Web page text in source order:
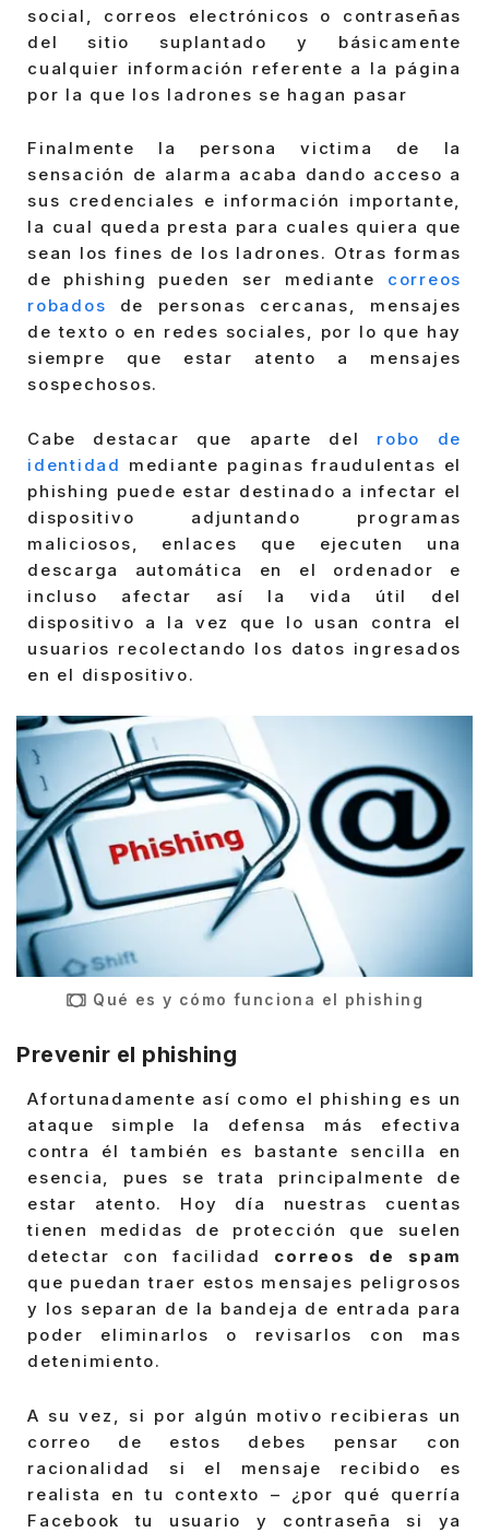
social, correos electrónicos o contraseñas
del sitio suplantado y básicamente
cualquier información referente a la página
por la que los ladrones se hagan pasar
Finalmente la persona victima de la
sensación de alarma acaba dando acceso a
sus credenciales e información importante,
la cual queda presta para cuales quiera que
sean los fines de los ladrones. Otras formas
de phishing pueden ser mediante correos
robados de personas cercanas, mensajes
de texto o en redes sociales, por lo que hay
siempre que estar atento a mensajes
sospechosos.
Cabe destacar que aparte del robo de
identidad mediante paginas fraudulentas el
phishing puede estar destinado a infectar el
dispositivo adjuntando programas
maliciosos, enlaces que ejecuten una
descarga automática en el ordenador e
incluso afectar así la vida útil del
dispositivo a la vez que lo usan contra el
usuarios recolectando los datos ingresados
en el dispositivo.
Qué es y cómo funciona el phishing
Prevenir el phishing
Afortunadamente así como el phishing es un
ataque simple la defensa más efectiva
contra él también es bastante sencilla en
esencia, pues se trata principalmente de
estar atento. Hoy día nuestras cuentas
tienen medidas de protección que suelen
detectar con facilidad
correos de spam
que puedan traer estos mensajes peligrosos
y los separan de la bandeja de entrada para
poder eliminarlos o revisarlos con mas
detenimiento.
A su vez, si por algún motivo recibieras un
correo de estos debes pensar con
racionalidad si el mensaje recibido es
realista en tu contexto – ¿por qué querría
Facebook tu usuario y contraseña si ya